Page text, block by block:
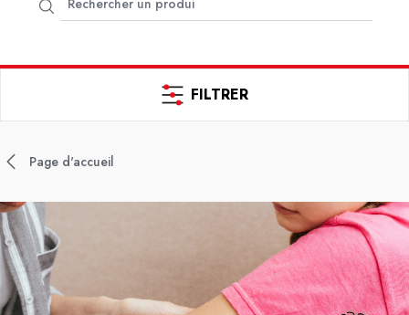
FILTRER
Page d'accueil